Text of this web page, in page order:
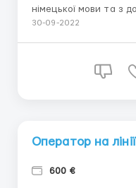
німецької мови та з
Основними
Пацієнт хворіє на
30-09-2022
Оператор на лінії
600 €